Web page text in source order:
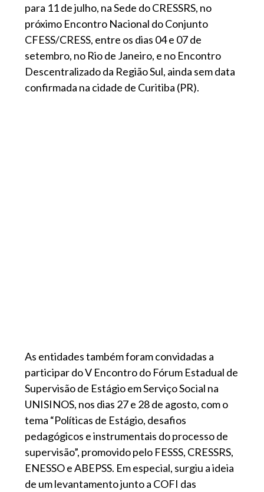
para 11 de julho, na Sede do CRESSRS, no
próximo Encontro Nacional do Conjunto
CFESS/CRESS, entre os dias 04 e 07 de
setembro, no Rio de Janeiro, e no Encontro
Descentralizado da Região Sul, ainda sem data
confirmada na cidade de Curitiba (PR).
As entidades também foram convidadas a
participar do V Encontro do Fórum Estadual de
Supervisão de Estágio em Serviço Social na
UNISINOS, nos dias 27 e 28 de agosto, com o
tema “Políticas de Estágio, desafios
pedagógicos e instrumentais do processo de
supervisão”, promovido pelo FESSS, CRESSRS,
ENESSO e ABEPSS. Em especial, surgiu a ideia
de um levantamento junto a COFI das